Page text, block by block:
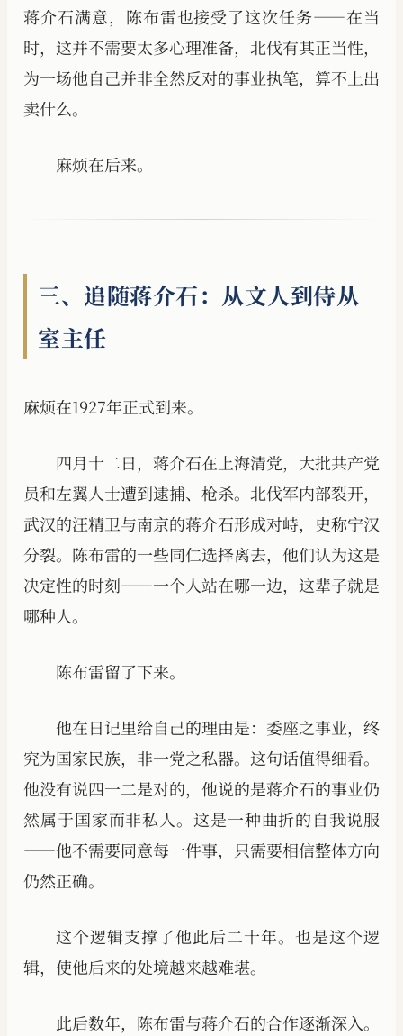
蒋介石满意，陈布雷也接受了这次任务——在当
时，这并不需要太多心理准备，北伐有其正当性，
为一场他自己并非全然反对的事业执笔，算不上出
卖什么。
麻烦在后来。
三、追随蒋介石：从文人到侍从
室主任
麻烦在1927年正式到来。
四月十二日，蒋介石在上海清党，大批共产党
员和左翼人士遭到逮捕、枪杀。北伐军内部裂开，
武汉的汪精卫与南京的蒋介石形成对峙，史称宁汉
分裂。陈布雷的一些同仁选择离去，他们认为这是
决定性的时刻——一个人站在哪一边，这辈子就是
哪种人。
陈布雷留了下来。
他在日记里给自己的理由是：委座之事业，终
究为国家民族，非一党之私器。这句话值得细看。
他没有说四一二是对的，他说的是蒋介石的事业仍
然属于国家而非私人。这是一种曲折的自我说服
——他不需要同意每一件事，只需要相信整体方向
仍然正确。
这个逻辑支撑了他此后二十年。也是这个逻
辑，使他后来的处境越来越难堪。
此后数年，陈布雷与蒋介石的合作逐渐深入。